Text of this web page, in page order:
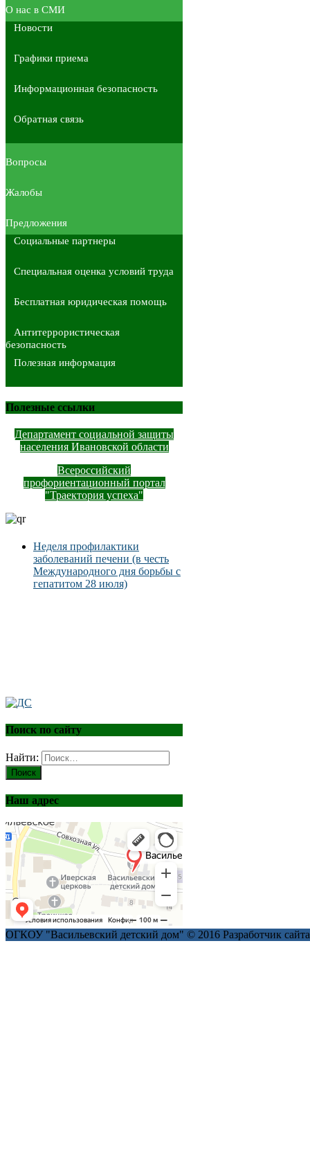
О нас в СМИ
Новости
Графики приема
Информационная безопасность
Обратная связь
Вопросы
Жалобы
Предложения
Социальные партнеры
Специальная оценка условий труда
Бесплатная юридическая помощь
Антитеррористическая
безопасность
Полезная информация
Полезные ссылки
Департамент социальной защиты
населения Ивановской области
Всероссийский
профориентационный портал
"Траектория успеха"
Неделя профилактики
заболеваний печени (в честь
Международного дня борьбы с
гепатитом 28 июля)
Поиск по сайту
Найти:
Наш адрес
ОГКОУ "Васильевский детский дом" © 2016 Разработчик